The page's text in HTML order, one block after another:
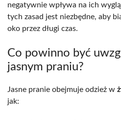
negatywnie wpływa na ich
tych zasad jest niezbędne, aby
oko przez długi czas.
Co powinno być
jasnym praniu?
Jasne pranie obejmuje odzież w
jak: